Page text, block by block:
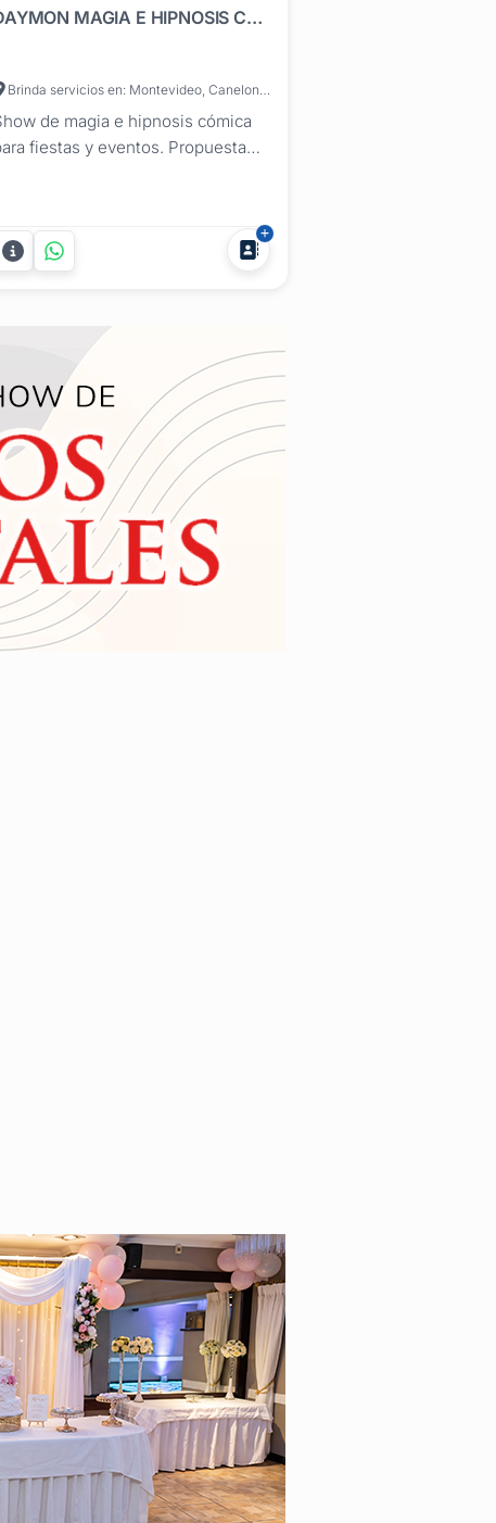
DAYMON MAGIA E HIPNOSIS CÓMICA
Brinda servicios en: Montevideo, Canelones, Cerro Largo, Colonia, Durazno, Flores, Florida, Lavalleja, Maldonado, Paysandú, Río Negro, Rivera, Rocha, Salto, San José, Soriano, Tacuarembó, Treinta y Tres
de magia e hipnosis cómica
fiestas y eventos. Propuesta
sociales. ¿Estás
organizando un evento y buscás un
show que genere impacto real en el
cómica presenta un...